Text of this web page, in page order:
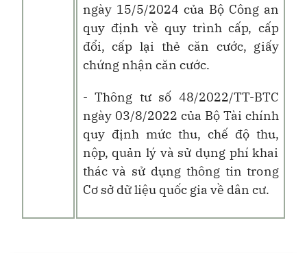
ngày 15/5/2024 của Bộ Công an
quy định về quy trình cấp, cấp
đổi, cấp lại thẻ căn cước, giấy
chứng nhận căn cước.
- Thông tư số 48/2022/TT-BTC
ngày 03/8/2022 của Bộ Tài chính
quy định mức thu, chế độ thu,
nộp, quản lý và sử dụng phí khai
thác và sử dụng thông tin trong
Cơ sở dữ liệu quốc gia về dân cư.